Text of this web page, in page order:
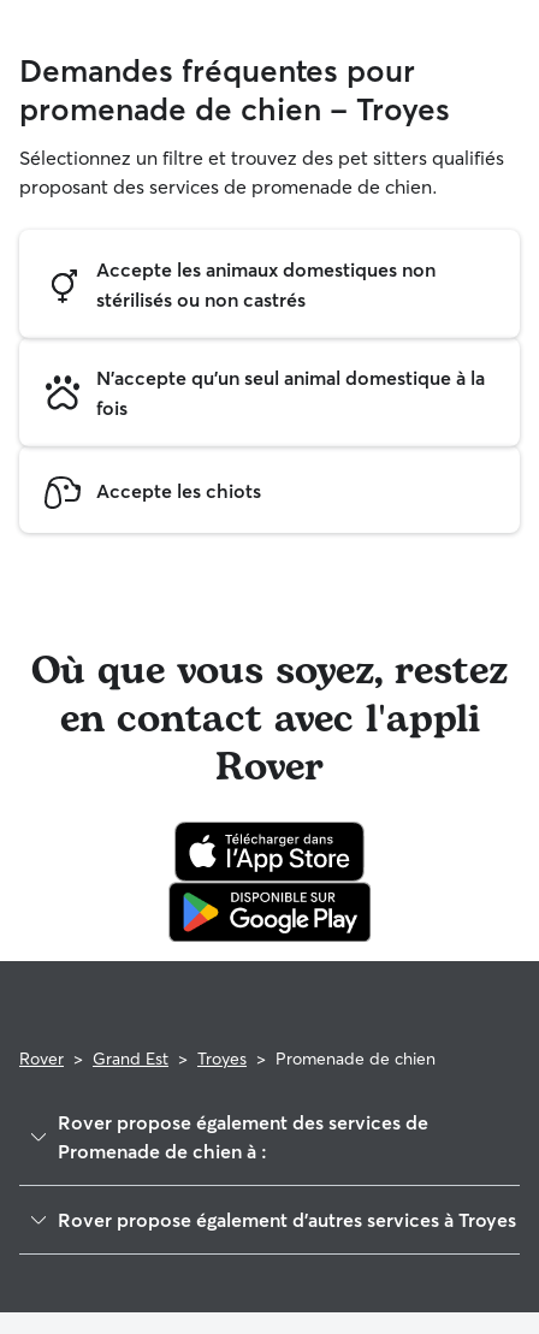
Demandes fréquentes pour
promenade de chien - Troyes
Sélectionnez un filtre et trouvez des pet sitters qualifiés
proposant des services de promenade de chien.
Accepte les animaux domestiques non
stérilisés ou non castrés
N'accepte qu'un seul animal domestique à la
fois
Accepte les chiots
Où que vous soyez, restez
en contact avec l'appli
Rover
Rover > Grand Est > Troyes > Promenade de chien
Rover propose également des services de
Promenade de chien à :
Vendeuvre-sur-Barse
Arcis-sur-Aube
Rover propose également d'autres services à Troyes